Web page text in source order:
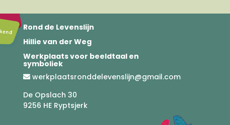
Rond de Levenslijn
Hillie van der Weg
Werkplaats voor beeldtaal en
symboliek
werkplaatsronddelevenslijn@gmail.com
De Opslach 30
9256 HE Ryptsjerk